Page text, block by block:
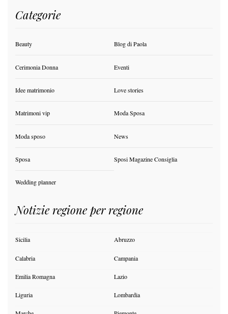
Categorie
Beauty Blog di Paola
Cerimonia Donna Eventi
Idee matrimonio Love stories
Matrimoni vip Moda Sposa
Moda sposo News
Sposa Sposi Magazine Consiglia
Wedding planner
Notizie regione per regione
Sicilia Abruzzo
Calabria Campania
Emilia Romagna Lazio
Liguria Lombardia